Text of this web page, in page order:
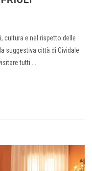
cultura e nel rispetto delle
suggestiva città di Cividale
tutti ...